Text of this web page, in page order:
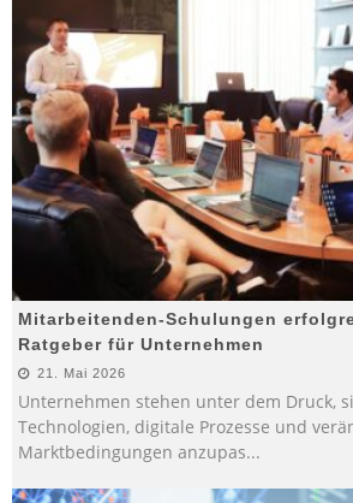
Mitarbeitenden-Schulungen
Ratgeber für Unternehmen
21. Mai 2026
Unternehmen stehen unter dem Druck,
Technologien, digitale Prozesse und
Marktbedingungen anzupas...